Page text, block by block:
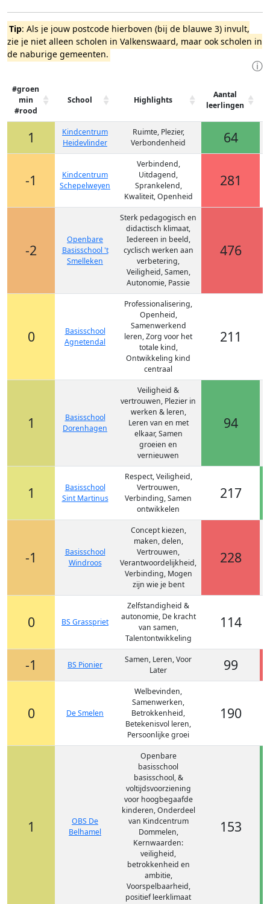
Tip: Als je jouw postcode hierboven (bij de blauwe 3) invult,
zie je niet alleen scholen in Valkenswaard, maar ook scholen in
de naburige gemeenten.
ⓘ
#groen
min
#rood
School Highlights
Aantal
leerlingen
1
Kindcentrum
Heidevlinder
Ruimte, Plezier,
Verbondenheid
64
-1
Kindcentrum
Schepelweyen
Verbindend,
Uitdagend,
Sprankelend,
Kwaliteit, Openheid
281
-2
Openbare
Basisschool 't
Smelleken
Sterk pedagogisch en
didactisch klimaat,
Iedereen in beeld,
cyclisch werken aan
verbetering,
Veiligheid, Samen,
Autonomie, Passie
476
0
Basisschool
Agnetendal
Professionalisering,
Openheid,
Samenwerkend
leren, Zorg voor het
totale kind,
Ontwikkeling kind
centraal
211
1
Basisschool
Dorenhagen
Veiligheid &
vertrouwen, Plezier in
werken & leren,
Leren van en met
elkaar, Samen
groeien en
vernieuwen
94
1
Basisschool
Sint Martinus
Respect, Veiligheid,
Vertrouwen,
Verbinding, Samen
ontwikkelen
217
-1
Basisschool
Windroos
Concept kiezen,
maken, delen,
Vertrouwen,
Verantwoordelijkheid,
Verbinding, Mogen
zijn wie je bent
228
0 BS Grasspriet
Zelfstandigheid &
autonomie, De kracht
van samen,
Talentontwikkeling
114
-1 BS Pionier
Samen, Leren, Voor
Later
99
0 De Smelen
Welbevinden,
Samenwerken,
Betrokkenheid,
Betekenisvol leren,
Persoonlijke groei
190
1
OBS De
Belhamel
Openbare
basisschool
basisschool, &
voltijdsvoorziening
voor hoogbegaafde
kinderen, Onderdeel
van Kindcentrum
Dommelen,
Kernwaarden:
veiligheid,
betrokkenheid en
ambitie,
Voorspelbaarheid,
positief leerklimaat
153